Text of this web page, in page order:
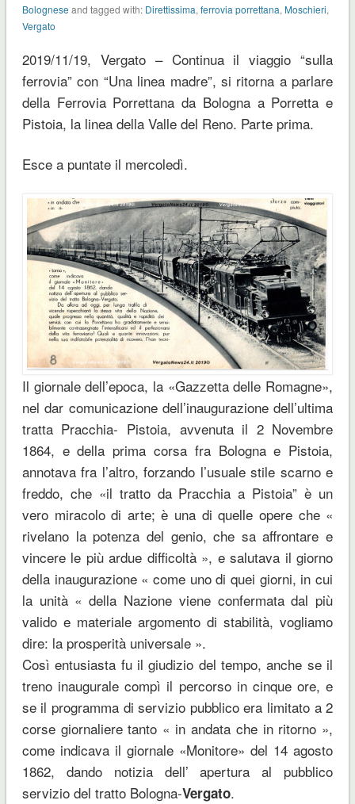
Bolognese and tagged with: Direttissima, ferrovia porrettana, Moschieri,
Vergato
2019/11/19, Vergato – Continua il viaggio “sulla
ferrovia” con “Una linea madre”, si ritorna a parlare
della Ferrovia Porrettana da Bologna a Porretta e
Pistoia, la linea della Valle del Reno. Parte prima.
Esce a puntate il mercoledì.
Il giornale dell’epoca, la «Gazzetta delle Romagne»,
nel dar comunicazione dell’inaugurazione dell’ultima
tratta Pracchia- Pistoia, avvenuta il 2 Novembre
1864, e della prima corsa fra Bologna e Pistoia,
annotava fra l’altro, forzando l’usuale stile scarno e
freddo, che «il tratto da Pracchia a Pistoia” è un
vero miracolo di arte; è una di quelle opere che «
rivelano la potenza del genio, che sa affrontare e
vincere le più ardue difficoltà », e salutava il giorno
della inaugurazione « come uno di quei giorni, in cui
la unità « della Nazione viene confermata dal più
valido e materiale argomento di stabilità, vogliamo
dire: la prosperità universale ».
Così entusiasta fu il giudizio del tempo, anche se il
treno inaugurale compì il percorso in cinque ore, e
se il programma di servizio pubblico era limitato a 2
corse giornaliere tanto « in andata che in ritorno »,
come indicava il giornale «Monitore» del 14 agosto
1862, dando notizia dell’ apertura al pubblico
servizio del tratto Bologna-Vergato.